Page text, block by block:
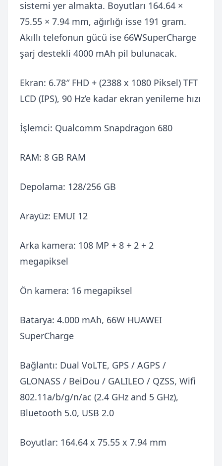
sistemi yer almakta. Boyutları 164.64 ×
75.55 × 7.94 mm, ağırlığı isse 191 gram.
Akıllı telefonun gücü ise 66WSuperCharge
şarj destekli 4000 mAh pil bulunacak.
Ekran: 6.78″ FHD + (2388 x 1080 Piksel) TFT
LCD (IPS), 90 Hz’e kadar ekran yenileme hızı
İşlemci: Qualcomm Snapdragon 680
RAM: 8 GB RAM
Depolama: 128/256 GB
Arayüz: EMUI 12
Arka kamera: 108 MP + 8 + 2 + 2
megapiksel
Ön kamera: 16 megapiksel
Batarya: 4.000 mAh, 66W HUAWEI
SuperCharge
Bağlantı: Dual VoLTE, GPS / AGPS /
GLONASS / BeiDou / GALILEO / QZSS, Wifi
802.11a/b/g/n/ac (2.4 GHz and 5 GHz),
Bluetooth 5.0, USB 2.0
Boyutlar: 164.64 x 75.55 x 7.94 mm